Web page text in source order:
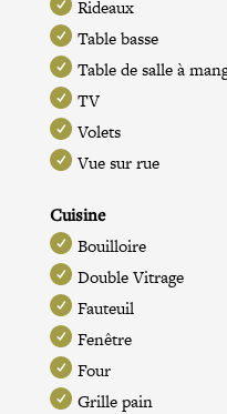
Rideaux
Table basse
Table de salle à
TV
Volets
Vue sur rue
Cuisine
Bouilloire
Double Vitrage
Fauteuil
Fenêtre
Four
Grille pain